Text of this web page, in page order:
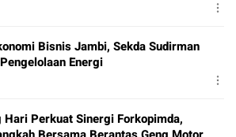
Bisnis Jambi, Sekda Sudirman
Energi
Hari Perkuat Sinergi Forkopimda,